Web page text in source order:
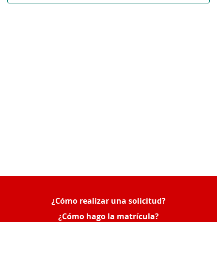
¿Cómo realizar una solicitud?
¿Cómo hago la matrícula?